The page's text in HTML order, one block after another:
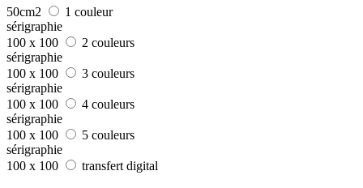
50cm2
1 couleur
sérigraphie
100 x 100
2 couleurs
sérigraphie
100 x 100
3 couleurs
sérigraphie
100 x 100
4 couleurs
sérigraphie
100 x 100
5 couleurs
sérigraphie
100 x 100
transfert digital